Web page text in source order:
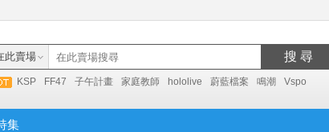
此賣場 搜 尋
KSP FF47 子午計畫 家庭教師 hololive 蔚藍檔案 鳴潮 Vspo
集